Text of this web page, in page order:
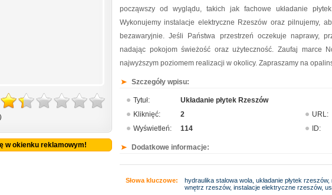
w okienku reklamowym!
począwszy od wyglądu, takich jak fachowe układanie
Wykonujemy instalacje elektryczne Rzeszów oraz pilnujemy,
bezawaryjnie. Jeśli Państwa przestrzeń oczekuje naprawy,
nadając pokojom świeżość oraz użyteczność. Zaufaj marce
najwyższym poziomem realizacji w okolicy. Zapraszamy na
Szczegóły wpisu:
Tytuł:
Układanie płytek Rzeszów
Kliknięć:
2 URL:
Wyświetleń:
114 ID:
Dodatkowe informacje:
Słowa kluczowe:
hydraulika stalowa wola, układanie płytek
wnętrz rzeszów, instalacje elektryczne rzeszów,